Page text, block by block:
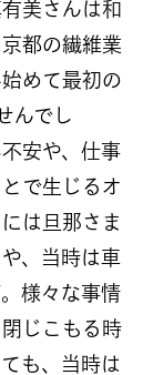
美さんは和
都の繊維業
めて最初の
んでし
安や、仕事
で生じるオ
は旦那さま
、当時は車
様々な事情
じこもる時
も、当時は